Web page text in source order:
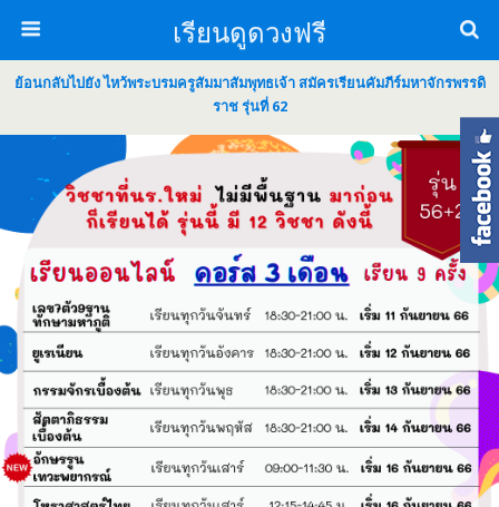
เรียนดูดวงฟรี
ย้อนกลับไปยัง ไหว้พระบรมครูสัมมาสัมพุทธเจ้า สมัครเรียนคัมภีร์มหาจักรพรรดิ
ราช รุ่นที่ 62